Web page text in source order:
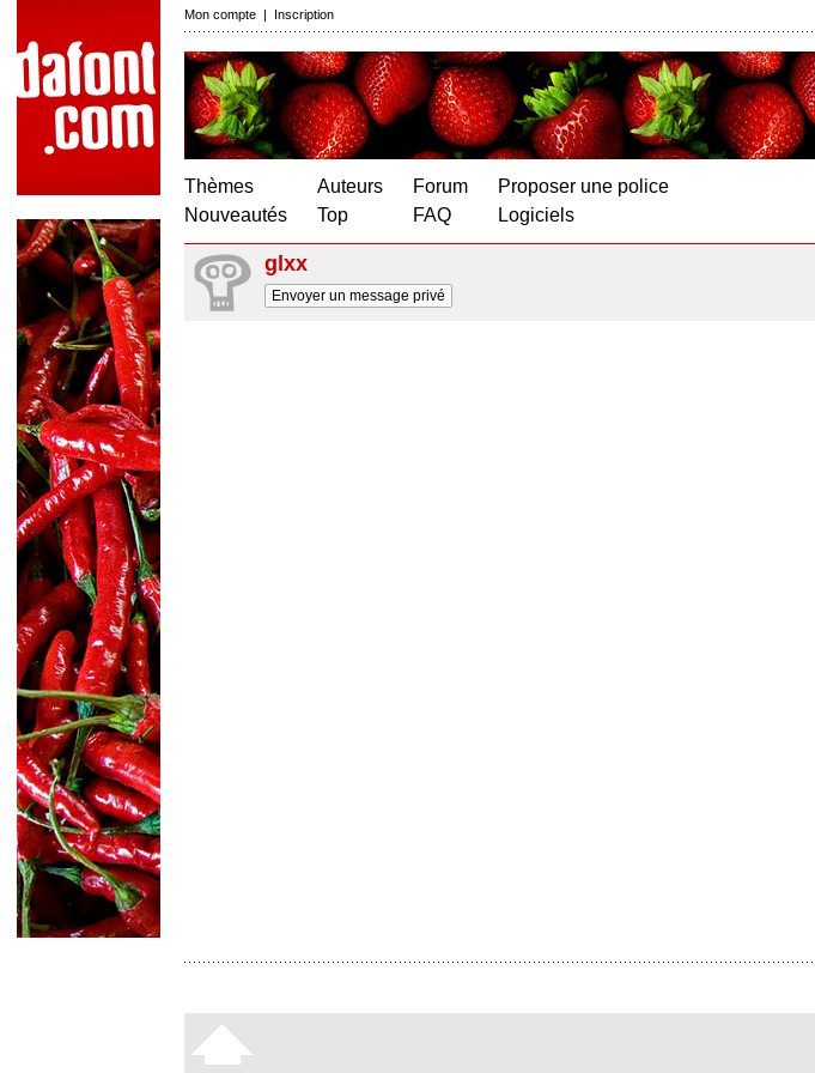
Mon compte | Inscription
Thèmes
Nouveautés
Auteurs
Top
Forum
FAQ
Proposer une police
Logiciels
glxx
Envoyer un message privé